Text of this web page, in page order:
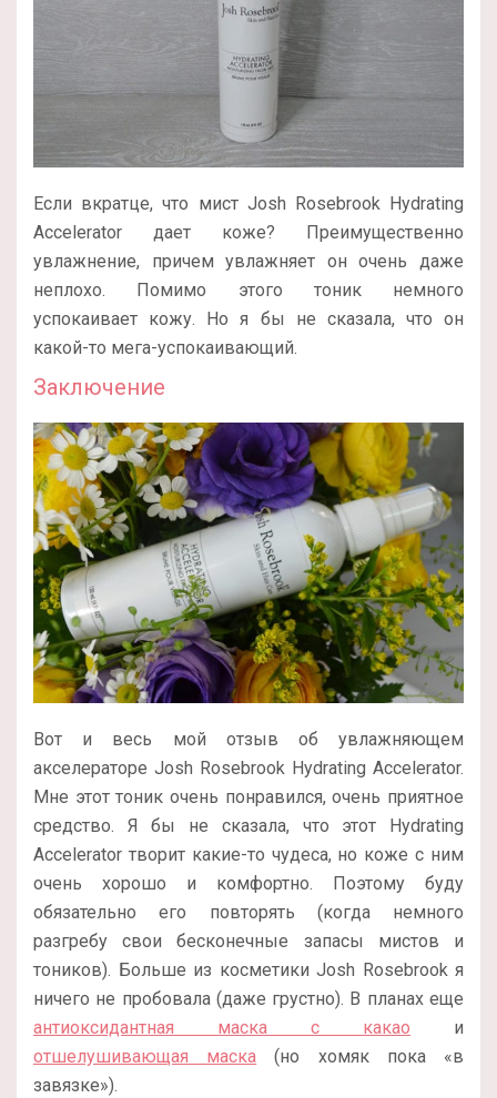
Если вкратце, что мист Josh Rosebrook Hydrating
Accelerator дает коже? Преимущественно
увлажнение, причем увлажняет он очень даже
неплохо. Помимо этого тоник немного
успокаивает кожу. Но я бы не сказала, что он
какой-то мега-успокаивающий.
Заключение
Вот и весь мой отзыв об увлажняющем
акселераторе Josh Rosebrook Hydrating Accelerator.
Мне этот тоник очень понравился, очень приятное
средство. Я бы не сказала, что этот Hydrating
Accelerator творит какие-то чудеса, но коже с ним
очень хорошо и комфортно. Поэтому буду
обязательно его повторять (когда немного
разгребу свои бесконечные запасы мистов и
тоников). Больше из косметики Josh Rosebrook я
ничего не пробовала (даже грустно). В планах еще
антиоксидантная маска с какао и
отшелушивающая маска (но хомяк пока «в
завязке»).